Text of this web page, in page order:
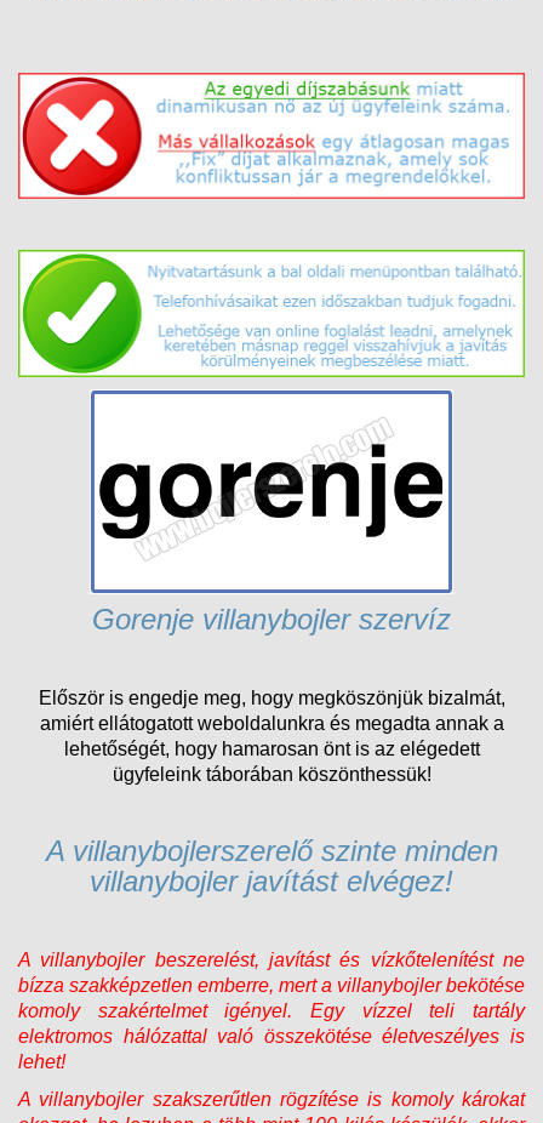
Gorenje villanybojler szervíz
Először is engedje meg, hogy megköszönjük bizalmát,
amiért ellátogatott weboldalunkra és megadta annak a
lehetőségét, hogy hamarosan önt is az elégedett
ügyfeleink táborában köszönthessük!
A villanybojlerszerelő szinte minden
villanybojler javítást elvégez!
A villanybojler beszerelést, javítást és vízkőtelenítést ne
bízza szakképzetlen emberre, mert a villanybojler bekötése
komoly szakértelmet igényel. Egy vízzel teli tartály
elektromos hálózattal való összekötése életveszélyes is
lehet!
A villanybojler szakszerűtlen rögzítése is komoly károkat